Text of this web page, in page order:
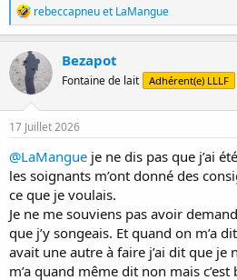
R
é
a
c
t
i
o
n
s
rebeccapneuet LaMangue
Bezapot
Fontaine de lait Adhérent(e) LLLF
17 Juillet 2026
@LaMangue je ne dis pas que j’ai
les soignants m’ont donné des
ce que je voulais.
Je ne me souviens pas avoir
que j’y songeais. Et quand on m’a
avait une autre à faire j’ai dit que je
m’a quand même dit non mais